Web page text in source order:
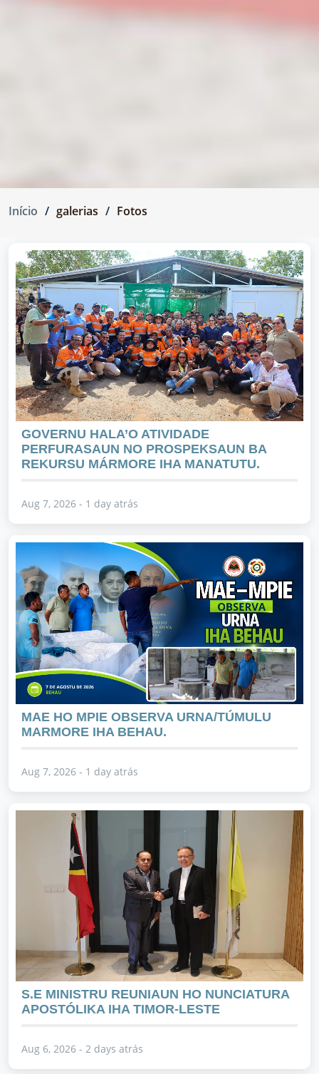
Início galerias Fotos
GOVERNU HALA’O ATIVIDADE
PERFURASAUN NO PROSPEKSAUN BA
REKURSU MÁRMORE IHA MANATUTU.
Aug 7, 2026 - 1 day atrás
MAE HO MPIE OBSERVA URNA/TÚMULU
MARMORE IHA BEHAU.
Aug 7, 2026 - 1 day atrás
S.E MINISTRU REUNIAUN HO NUNCIATURA
APOSTÓLIKA IHA TIMOR-LESTE
Aug 6, 2026 - 2 days atrás